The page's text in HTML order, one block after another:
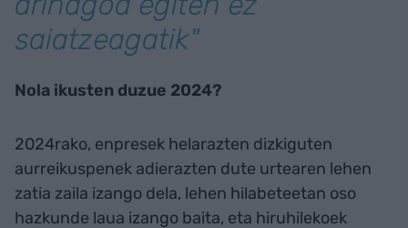
saiatzeagatik"
Nola ikusten duzue 2024?
2024rako, enpresek helarazten dizkiguten
aurreikuspenek adierazten dute urtearen lehen
zatia zaila izango dela, lehen hilabeteetan oso
hazkunde laua izango baita, eta hiruhilekoek